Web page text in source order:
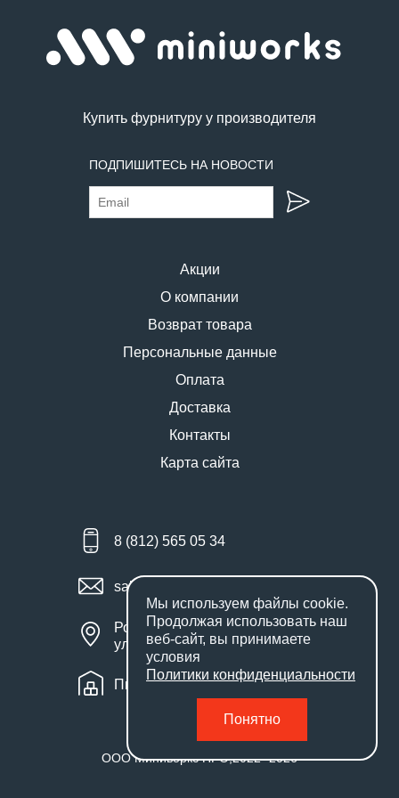
Купить фурнитуру у производителя
ПОДПИШИТЕСЬ НА НОВОСТИ
Акции
О компании
Возврат товара
Персональные данные
Оплата
Доставка
Контакты
Карта сайта
8 (812) 565 05 34
sales@miniworks.ru
Россия, Санкт-Петербург,
улица Маршала Новикова, 28Е
Пн – Пт: с 9:00 до 18:00
ООО Миниворкс ПРО,2022- 2026
Мы используем файлы cookie.
Продолжая использовать наш
веб-сайт, вы принимаете
условия
Политики конфиденциальности
Понятно